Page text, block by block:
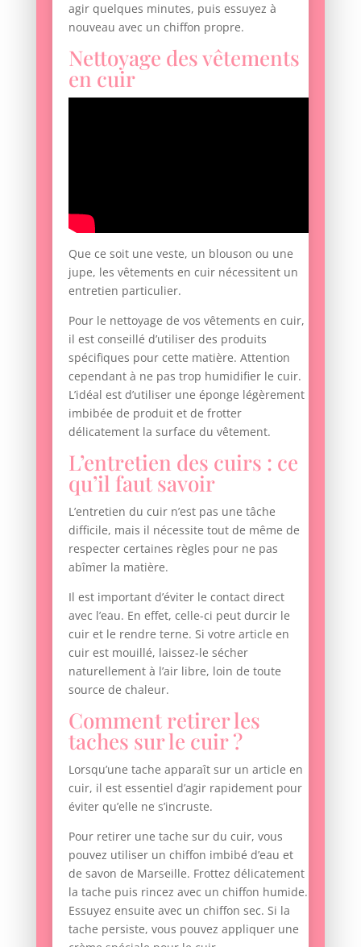
agir quelques minutes, puis essuyez à
nouveau avec un chiffon propre.
Nettoyage des vêtements
en cuir
Que ce soit une veste, un blouson ou une
jupe, les vêtements en cuir nécessitent un
entretien particulier.
Pour le nettoyage de vos vêtements en cuir,
il est conseillé d’utiliser des produits
spécifiques pour cette matière. Attention
cependant à ne pas trop humidifier le cuir.
L’idéal est d’utiliser une éponge légèrement
imbibée de produit et de frotter
délicatement la surface du vêtement.
L’entretien des cuirs : ce
qu’il faut savoir
L’entretien du cuir n’est pas une tâche
difficile, mais il nécessite tout de même de
respecter certaines règles pour ne pas
abîmer la matière.
Il est important d’éviter le contact direct
avec l’eau. En effet, celle-ci peut durcir le
cuir et le rendre terne. Si votre article en
cuir est mouillé, laissez-le sécher
naturellement à l’air libre, loin de toute
source de chaleur.
Comment retirer les
taches sur le cuir ?
Lorsqu’une tache apparaît sur un article en
cuir, il est essentiel d’agir rapidement pour
éviter qu’elle ne s’incruste.
Pour retirer une tache sur du cuir, vous
pouvez utiliser un chiffon imbibé d’eau et
de savon de Marseille. Frottez délicatement
la tache puis rincez avec un chiffon humide.
Essuyez ensuite avec un chiffon sec. Si la
tache persiste, vous pouvez appliquer une